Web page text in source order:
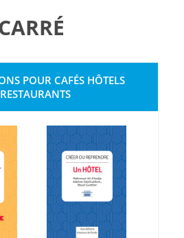
POUR CAFÉS HÔTELS
RESTAURANTS